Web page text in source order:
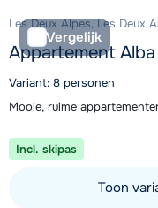
Vergelijk
Les Deux Alpes, Les Deux
Appartement Alba
Variant: 8 personen
Mooie, ruime
Incl. skipas
Toon